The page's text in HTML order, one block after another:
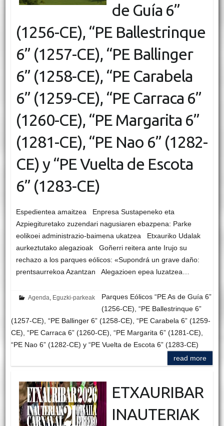
de Guía 6”
(1256-CE), “PE Ballestrinque
6” (1257-CE), “PE Ballinger
6” (1258-CE), “PE Carabela
6” (1259-CE), “PE Carraca 6”
(1260-CE), “PE Margarita 6”
(1281-CE), “PE Nao 6” (1282-
CE) y “PE Vuelta de Escota
6” (1283-CE)
Espedientea amaitzea Enpresa Sustapeneko eta
Azpiegituretako zuzendari nagusiaren ebazpena: Parke
eolikoei administrazio-baimena ukatzea Etxauriko Udalak
aurkeztutako alegazioak Goñerri reitera ante Irujo su
rechazo a los parques eólicos: «Supondrá un grave daño:
prentsaurrekoa Azantzan Alegazioen epea luzatzea…
Agenda Eguzki-parkeak
Parques Eólicos “PE As de Guía 6”
(1256-CE), “PE Ballestrinque 6”
(1257-CE), “PE Ballinger 6” (1258-CE), “PE Carabela 6” (1259-
CE), “PE Carraca 6” (1260-CE), “PE Margarita 6” (1281-CE),
“PE Nao 6” (1282-CE) y “PE Vuelta de Escota 6” (1283-CE)
read more
ETXAURIBAR
INAUTERIAK